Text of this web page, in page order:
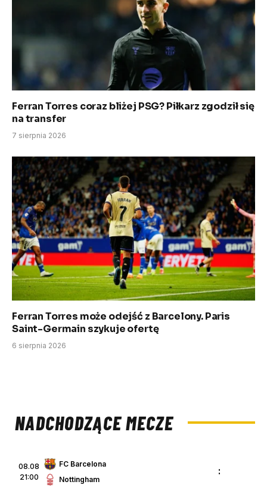
Ferran Torres coraz bliżej PSG? Piłkarz zgodził się
na transfer
7 sierpnia 2026
Ferran Torres może odejść z Barcelony. Paris
Saint-Germain szykuje ofertę
6 sierpnia 2026
NADCHODZĄCE MECZE
08.08
21:00
FC Barcelona
Nottingham
: